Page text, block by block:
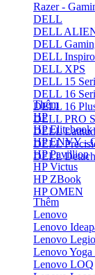
Razer -
DELL
DELL
DELL
DELL
DELL XPS
DELL 15
DELL 16
DELL 16
DELL PRO
DELL
DELL
DELL
Thêm
HP
HP Elitebook
HP ENVY -
HP Pavillion
HP Victus
HP ZBook
HP OMEN
Thêm
Lenovo
Lenovo
Lenovo
Lenovo
Lenovo LOQ